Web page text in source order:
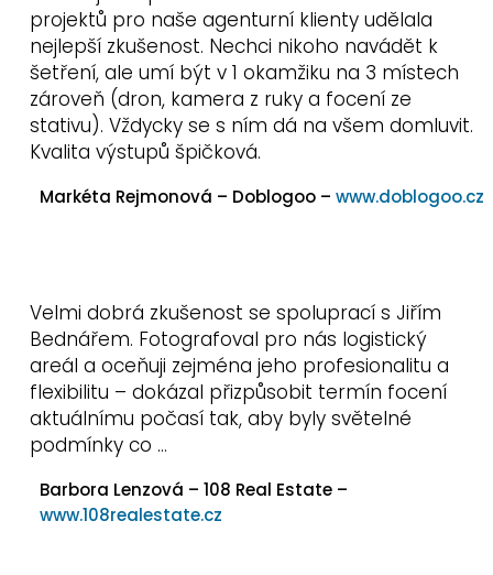
projektů pro naše agenturní klienty udělala
nejlepší zkušenost. Nechci nikoho navádět k
šetření, ale umí být v 1 okamžiku na 3 místech
zároveň (dron, kamera z ruky a focení ze
stativu). Vždycky se s ním dá na všem domluvit.
Kvalita výstupů špičková.
Markéta Rejmonová – Doblogoo – www.doblogoo.cz
Velmi dobrá zkušenost se spoluprací s Jiřím
Bednářem. Fotografoval pro nás logistický
areál a oceňuji zejména jeho profesionalitu a
flexibilitu – dokázal přizpůsobit termín focení
aktuálnímu počasí tak, aby byly světelné
podmínky co …
Barbora Lenzová – 108 Real Estate –
www.108realestate.cz